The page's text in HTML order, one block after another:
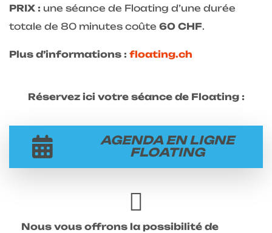
PRIX : une séance de Floating d’une durée
totale de 80 minutes coûte 60 CHF.
Plus d’informations : floating.ch
Réservez ici votre séance de Floating :
AGENDA EN LIGNE
FLOATING
Nous vous offrons la possibilité de